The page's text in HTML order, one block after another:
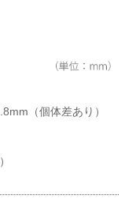
（個体差あり）